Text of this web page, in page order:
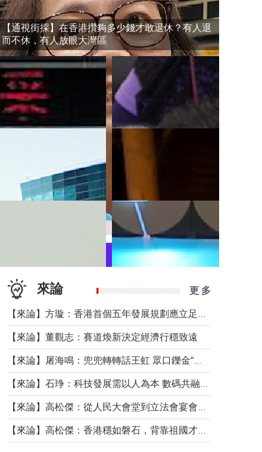
【通視街採】在香港攢夠多少錢才敢退休？有人退
而不休，有人放眼大灣區
來論 更 多
【來論】董觀志：賽道煥新決定經濟行穩致遠